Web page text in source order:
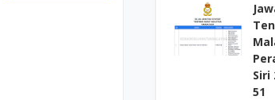
Siri
51